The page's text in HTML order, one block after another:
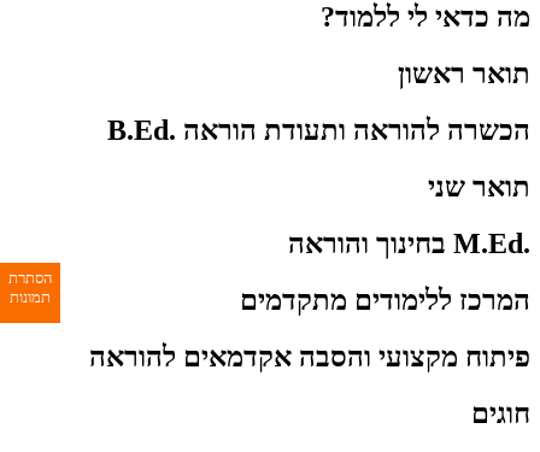
מה כדאי לי ללמוד?
תואר ראשון
הכשרה להוראה ותעודת הוראה .B.Ed
תואר שני
.M.Ed בחינוך והוראה
המרכז ללימודים מתקדמים
פיתוח מקצועי והסבה אקדמאים להוראה
חוגים
הסתרת
תמונות